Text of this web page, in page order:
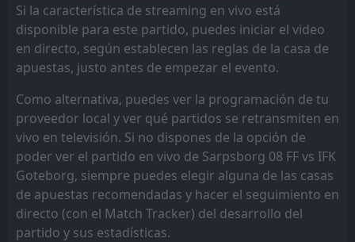
Si la característica de streaming en vivo está
disponible para este partido, puedes iniciar el video
en directo, según establecen las reglas de la casa de
apuestas, justo antes de empezar el evento.
Como alternativa, puedes ver la programación de tu
proveedor local y ver qué partidos se retransmiten en
vivo en televisión. Si no dispones de la opción de
poder ver el partido en vivo de Sarpsborg 08 FF vs IFK
Goteborg, siempre puedes elegir alguna de las casas
de apuestas recomendadas y hacer el seguimiento en
directo (con el Match Tracker) del desarrollo del
partido y sus estadísticas.